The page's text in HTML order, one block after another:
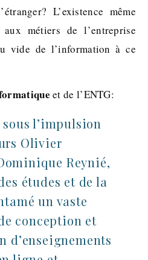
L’existence même
métiers de l’entreprise
vide de l’information à ce
et de l’ENTG:
l’impulsion
Olivier
Reynié,
études et de la
un vaste
conception et
d’enseignements